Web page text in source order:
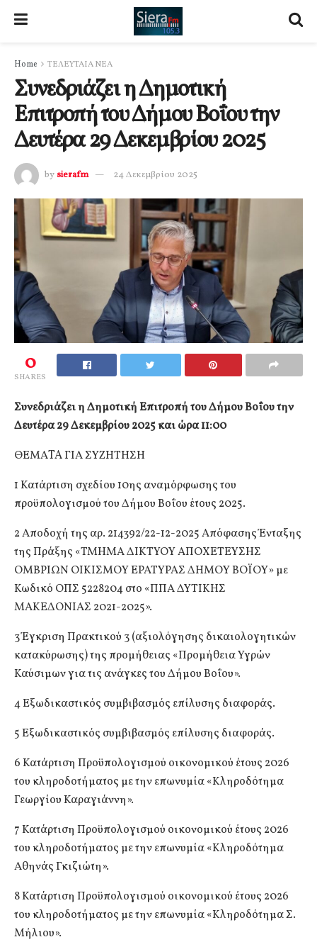
Home ΤΕΛΕΥΤΑΙΑ ΝΕΑ
Συνεδριάζει η Δημοτική
Επιτροπή του Δήμου Βοΐου την
Δευτέρα 29 Δεκεμβρίου 2025
by sierafm 24 Δεκεμβρίου 2025
0
SHARES
Συνεδριάζει η Δημοτική Επιτροπή του Δήμου Βοΐου την
Δευτέρα 29 Δεκεμβρίου 2025 και ώρα 11:00
ΘΕΜΑTA ΓΙΑ ΣΥΖΗΤΗΣΗ
1 Κατάρτιση σχεδίου 10ης αναμόρφωσης του
προϋπολογισμού του Δήμου Βοΐου έτους 2025.
2 Αποδοχή της αρ. 214392/22-12-2025 Απόφασης Ένταξης
της Πράξης «ΤΜΗΜΑ ΔΙΚΤΥΟΥ ΑΠΟΧΕΤΕΥΣΗΣ
ΟΜΒΡΙΩΝ ΟΙΚΙΣΜΟΥ ΕΡΑΤΥΡΑΣ ΔΗΜΟΥ ΒΟΪΟΥ» με
Κωδικό ΟΠΣ 5228204 στο «ΠΠΑ ΔΥΤΙΚΗΣ
ΜΑΚΕΔΟΝΙΑΣ 2021-2025».
3 Έγκριση Πρακτικού 3 (αξιολόγησης δικαιολογητικών
κατακύρωσης) της προμήθειας «Προμήθεια Υγρών
Καύσιμων για τις ανάγκες του Δήμου Βοΐου».
4 Εξωδικαστικός συμβιβασμός επίλυσης διαφοράς.
5 Εξωδικαστικός συμβιβασμός επίλυσης διαφοράς.
6 Κατάρτιση Προϋπολογισμού οικονομικού έτους 2026
του κληροδοτήματος με την επωνυμία «Κληροδότημα
Γεωργίου Καραγιάννη».
7 Κατάρτιση Προϋπολογισμού οικονομικού έτους 2026
του κληροδοτήματος με την επωνυμία «Κληροδότημα
Αθηνάς Γκιζιώτη».
8 Κατάρτιση Προϋπολογισμού οικονομικού έτους 2026
του κληροδοτήματος με την επωνυμία «Κληροδότημα Σ.
Μήλιου».